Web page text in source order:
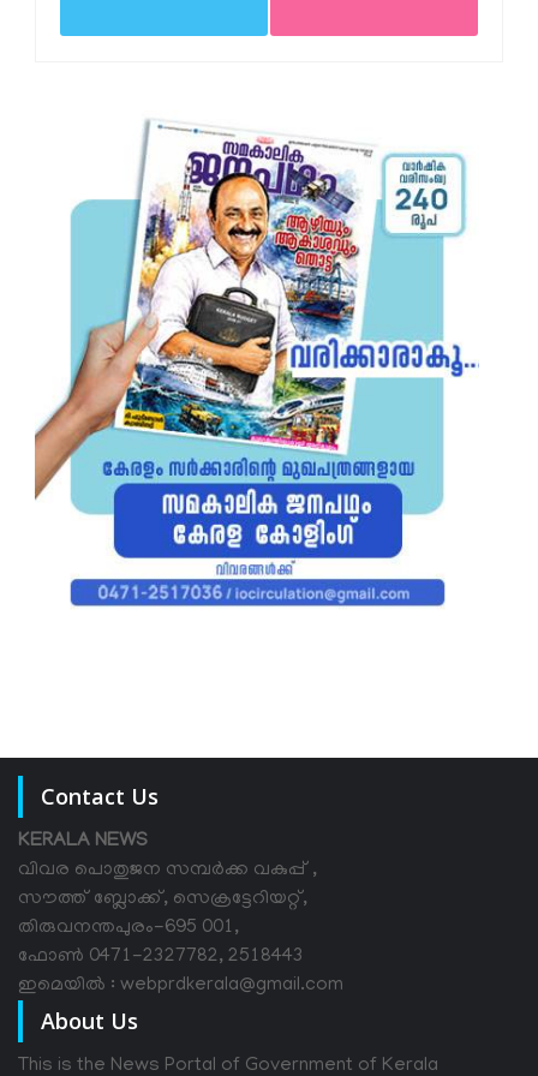
Contact Us
KERALA NEWS
വിവര പൊതുജന സമ്പര്‍ക്ക വകുപ്പ് ,
സൗത്ത് ബ്ലോക്ക്, സെക്രട്ടേറിയറ്റ്,
തിരുവനന്തപുരം-695 001,
ഫോൺ 0471-2327782, 2518443
ഇമെയിൽ : webprdkerala@gmail.com
About Us
This is the News Portal of Government of Kerala